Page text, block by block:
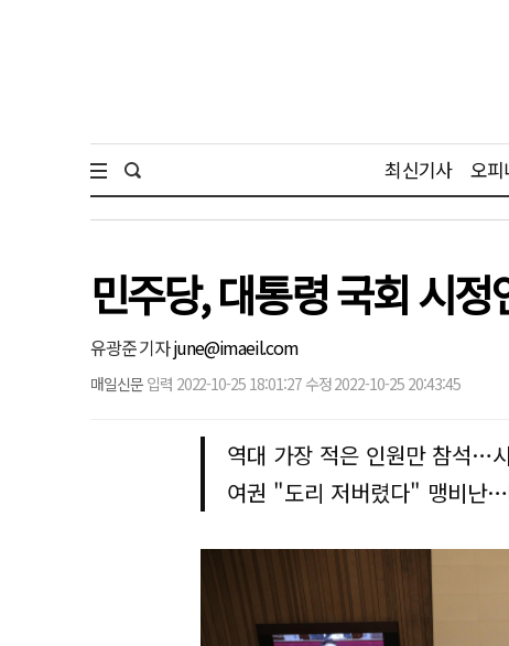
최신기사 오피
민주당, 대통령 국회 시
유광준 기자june@imaeil.com
매일신문 입력 2022-10-25 18:01:27 수정 2022-10-25 20:43:45
역대 가장 적은 인원만 참석…
여권 "도리 저버렸다" 맹비난